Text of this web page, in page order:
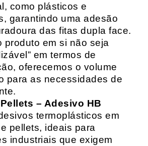
como plásticos e
garantindo uma adesão
das fitas dupla face.
produto em si não seja
em termos de
oferecemos o volume
para as necessidades de
– Adesivo HB
termoplásticos em
pellets, ideais para
industriais que exigem